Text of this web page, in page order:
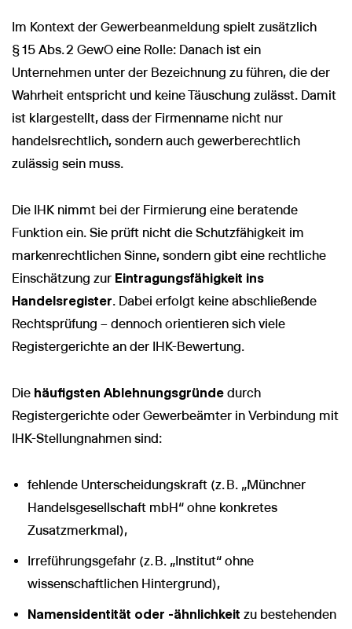
Im Kontext der Gewerbeanmeldung spielt zusätzlich
§ 15 Abs. 2 GewO eine Rolle: Danach ist ein
Unternehmen unter der Bezeichnung zu führen, die der
Wahrheit entspricht und keine Täuschung zulässt. Damit
ist klargestellt, dass der Firmenname nicht nur
handelsrechtlich, sondern auch gewerberechtlich
zulässig sein muss.
Die IHK nimmt bei der Firmierung eine beratende
Funktion ein. Sie prüft nicht die Schutzfähigkeit im
markenrechtlichen Sinne, sondern gibt eine rechtliche
Einschätzung zur Eintragungsfähigkeit ins
Handelsregister. Dabei erfolgt keine abschließende
Rechtsprüfung – dennoch orientieren sich viele
Registergerichte an der IHK-Bewertung.
Die häufigsten Ablehnungsgründe durch
Registergerichte oder Gewerbeämter in Verbindung mit
IHK-Stellungnahmen sind:
fehlende Unterscheidungskraft (z. B. „Münchner
Handelsgesellschaft mbH“ ohne konkretes
Zusatzmerkmal),
Irreführungsgefahr (z. B. „Institut“ ohne
wissenschaftlichen Hintergrund),
Namensidentität oder -ähnlichkeit zu bestehenden